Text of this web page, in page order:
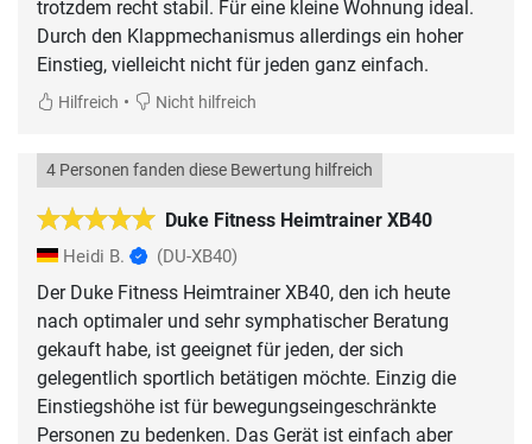
trotzdem recht stabil. Für eine kleine Wohnung ideal.
Durch den Klappmechanismus allerdings ein hoher
Einstieg, vielleicht nicht für jeden ganz einfach.
Hilfreich • Nicht hilfreich
Duke Fitness Heimtrainer XB40
4 Personen fanden diese Bewertung hilfreich
Heidi B. (DU-XB40)
Der Duke Fitness Heimtrainer XB40, den ich heute
nach optimaler und sehr symphatischer Beratung
gekauft habe, ist geeignet für jeden, der sich
gelegentlich sportlich betätigen möchte. Einzig die
Einstiegshöhe ist für bewegungseingeschränkte
Personen zu bedenken. Das Gerät ist einfach aber